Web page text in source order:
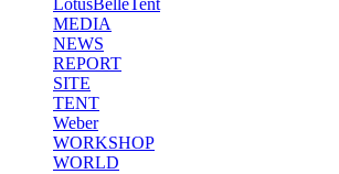
LotusBelleTent
MEDIA
NEWS
REPORT
SITE
TENT
Weber
WORKSHOP
WORLD